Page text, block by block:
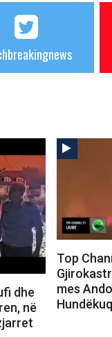
dhe
në
Top
mes